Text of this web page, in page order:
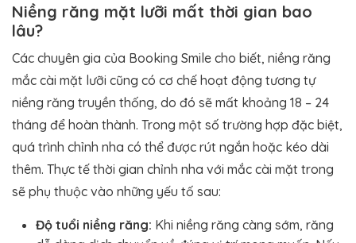
Niềng răng mặt lưỡi mất thời gian bao
lâu?
Các chuyên gia của Booking Smile cho biết, niềng răng
mắc cài mặt lưỡi cũng có cơ chế hoạt động tương tự
niềng răng truyền thống, do đó sẽ mất khoảng 18 – 24
tháng để hoàn thành. Trong một số trường hợp đặc biệt,
quá trình chỉnh nha có thể được rút ngắn hoặc kéo dài
thêm. Thực tế thời gian chỉnh nha với mắc cài mặt trong
sẽ phụ thuộc vào những yếu tố sau:
Độ tuổi niềng răng: Khi niềng răng càng sớm, răng